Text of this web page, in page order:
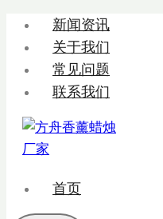
新闻资讯
关于我们
常见问题
联系我们
首页